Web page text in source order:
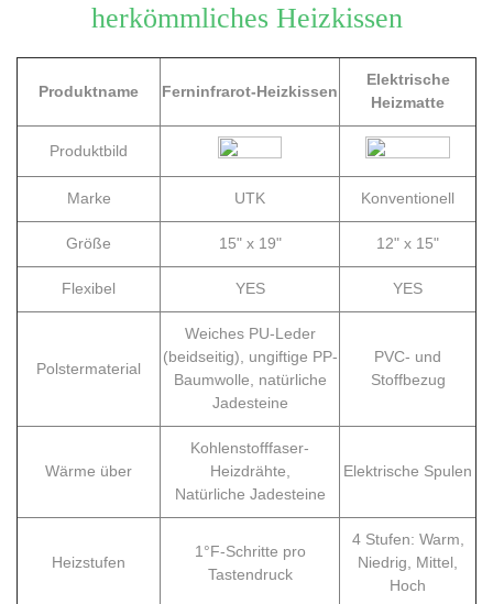
herkömmliches Heizkissen
Produktname Ferninfrarot-Heizkissen
Elektrische
Heizmatte
Produktbild
Marke UTK Konventionell
Größe 15" x 19" 12" x 15"
Flexibel YES YES
Polstermaterial
Weiches PU-Leder
(beidseitig), ungiftige PP-
Baumwolle, natürliche
Jadesteine
PVC- und
Stoffbezug
Wärme über
Kohlenstofffaser-
Heizdrähte,
Natürliche Jadesteine
Elektrische Spulen
Heizstufen
1°F-Schritte pro
Tastendruck
4 Stufen: Warm,
Niedrig, Mittel,
Hoch